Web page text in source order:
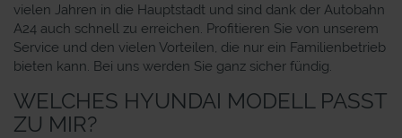
vielen Jahren in die Hauptstadt und sind dank der Autobahn
A24 auch schnell zu erreichen. Profitieren Sie von unserem
Service und den vielen Vorteilen, die nur ein Familienbetrieb
bieten kann. Bei uns werden Sie ganz sicher fündig.
WELCHES HYUNDAI MODELL PASST
ZU MIR?